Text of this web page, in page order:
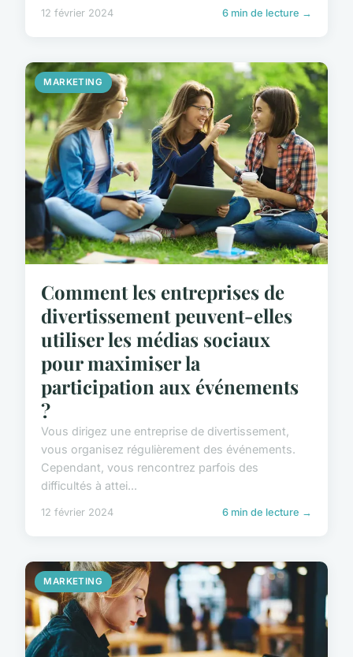
12 février 2024 6 min de lecture →
MARKETING
Comment les entreprises de
divertissement peuvent-elles
utiliser les médias sociaux
pour maximiser la
participation aux événements
?
Vous dirigez une entreprise de divertissement,
vous organisez régulièrement des événements.
Cependant, vous rencontrez parfois des
difficultés à attei...
12 février 2024 6 min de lecture →
MARKETING